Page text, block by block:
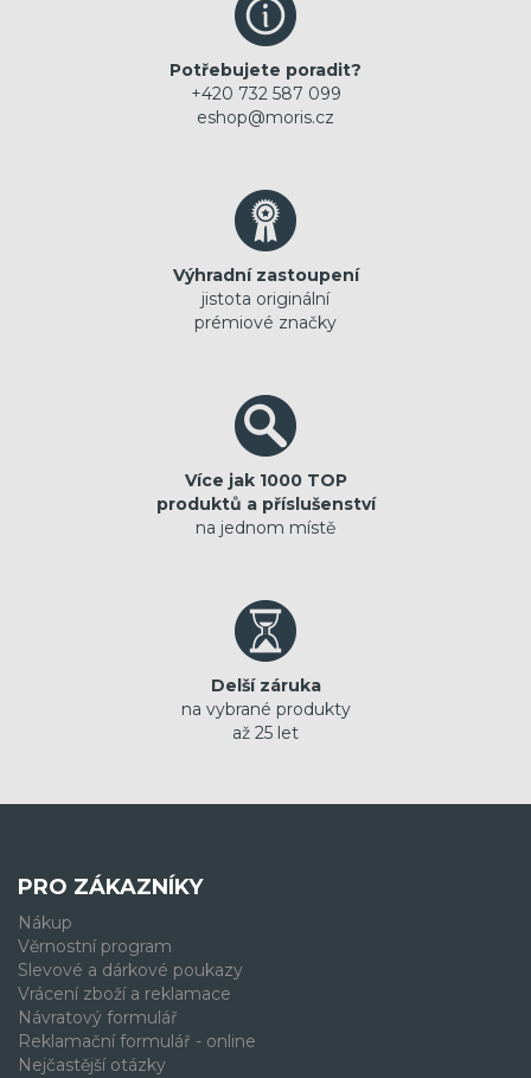
Potřebujete poradit?
+420 732 587 099
eshop@moris.cz
Výhradní zastoupení
jistota originální
prémiové značky
Více jak 1000 TOP
produktů a příslušenství
na jednom místě
Delší záruka
na vybrané produkty
až 25 let
PRO ZÁKAZNÍKY
Nákup
Věrnostní program
Slevové a dárkové poukazy
Vrácení zboží a reklamace
Návratový formulář
Reklamační formulář - online
Nejčastější otázky